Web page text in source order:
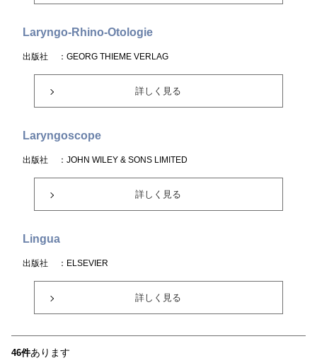
Laryngo-Rhino-Otologie
出版社 ：GEORG THIEME VERLAG
詳しく見る
Laryngoscope
出版社 ：JOHN WILEY & SONS LIMITED
詳しく見る
Lingua
出版社 ：ELSEVIER
詳しく見る
46件あります